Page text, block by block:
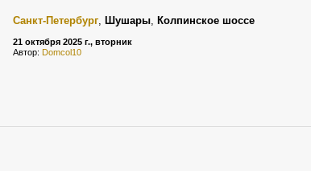
Санкт-Петербург, Шушары, Колпинское шоссе
21 октября 2025 г., вторник
Автор: Domcol10